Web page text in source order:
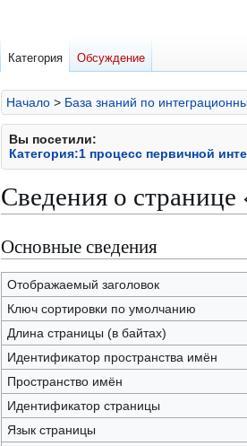
Начало > База знаний по
Вы посетили:
Категория:1 процесс первичной
Сведения о
Перейти
к
навигации
Перейти
к
поиску
Основные сведения
Отображаемый заголовок
Ключ сортировки по умолчанию
Длина страницы (в байтах)
Идентификатор пространства имён
Пространство имён
Идентификатор страницы
Язык страницы
Категория Обсуждение